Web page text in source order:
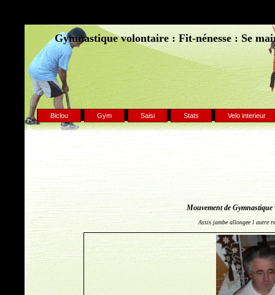
Mouvement de
Assis jambe allongee l autre
Biclou Gym Saisi Stats Velo interieur
Gymnastique volontaire : Fit-nénesse : Se